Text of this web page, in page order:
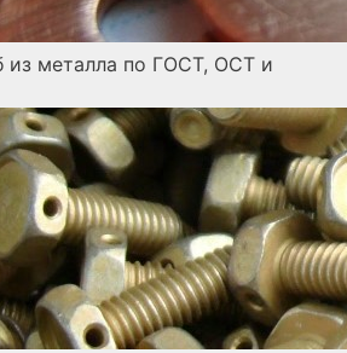
из металла по ГОСТ, ОСТ и